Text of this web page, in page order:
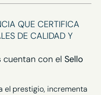
QUE CERTIFICA
DE CALIDAD Y
cuentan con el Sello
el prestigio, incrementa